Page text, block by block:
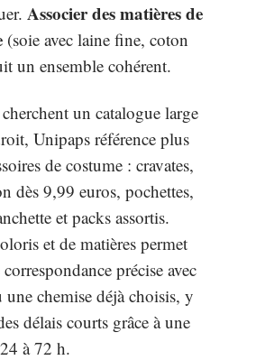
Associer des matières de
(soie avec laine fine, coton
un ensemble cohérent.
un catalogue large
Unipaps référence plus
de costume : cravates,
dès 9,99 euros, pochettes,
et packs assortis.
et de matières permet
précise avec
chemise déjà choisis, y
délais courts grâce à une
à 72 h.